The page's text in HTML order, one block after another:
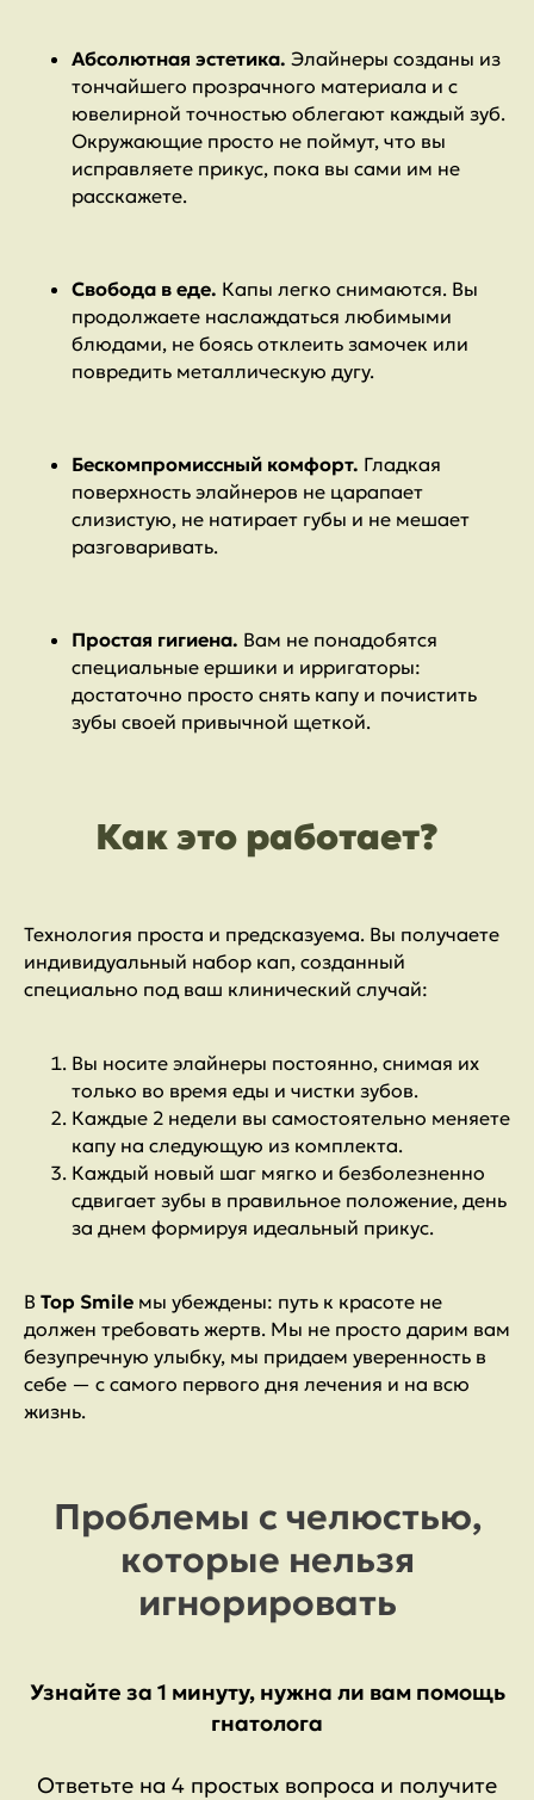
Абсолютная эстетика. Элайнеры созданы из
тончайшего прозрачного материала и с
ювелирной точностью облегают каждый зуб.
Окружающие просто не поймут, что вы
исправляете прикус, пока вы сами им не
расскажете.
Свобода в еде. Капы легко снимаются. Вы
продолжаете наслаждаться любимыми
блюдами, не боясь отклеить замочек или
повредить металлическую дугу.
Бескомпромиссный комфорт. Гладкая
поверхность элайнеров не царапает
слизистую, не натирает губы и не мешает
разговаривать.
Простая гигиена. Вам не понадобятся
специальные ершики и ирригаторы:
достаточно просто снять капу и почистить
зубы своей привычной щеткой.
Как это работает?
Технология проста и предсказуема. Вы получаете
индивидуальный набор кап, созданный
специально под ваш клинический случай:
Вы носите элайнеры постоянно, снимая их
только во время еды и чистки зубов.
Каждые 2 недели вы самостоятельно меняете
капу на следующую из комплекта.
Каждый новый шаг мягко и безболезненно
сдвигает зубы в правильное положение, день
за днем формируя идеальный прикус.
В Top Smile мы убеждены: путь к красоте не
должен требовать жертв. Мы не просто дарим вам
безупречную улыбку, мы придаем уверенность в
себе — с самого первого дня лечения и на всю
жизнь.
Проблемы с челюстью,
которые нельзя
игнорировать
Узнайте за 1 минуту, нужна ли вам помощь
гнатолога
Ответьте на 4 простых вопроса и получите